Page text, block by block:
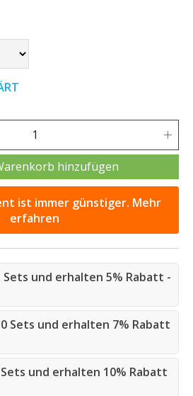
hinzufügen
ist immer günstiger. Mehr
erfahren
Sets und erhalten 5% Rabatt -
Sets und erhalten 7% Rabatt
und erhalten 10% Rabatt